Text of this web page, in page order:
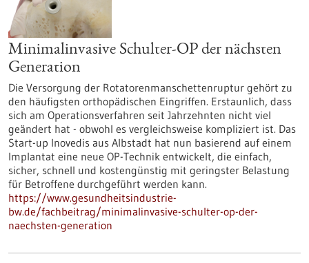
Minimalinvasive Schulter-OP der nächsten
Generation
Die Versorgung der Rotatorenmanschettenruptur gehört zu
den häufigsten orthopädischen Eingriffen. Erstaunlich, dass
sich am Operationsverfahren seit Jahrzehnten nicht viel
geändert hat - obwohl es vergleichsweise kompliziert ist. Das
Start-up Inovedis aus Albstadt hat nun basierend auf einem
Implantat eine neue OP-Technik entwickelt, die einfach,
sicher, schnell und kostengünstig mit geringster Belastung
für Betroffene durchgeführt werden kann.
https://www.gesundheitsindustrie-
bw.de/fachbeitrag/minimalinvasive-schulter-op-der-
naechsten-generation